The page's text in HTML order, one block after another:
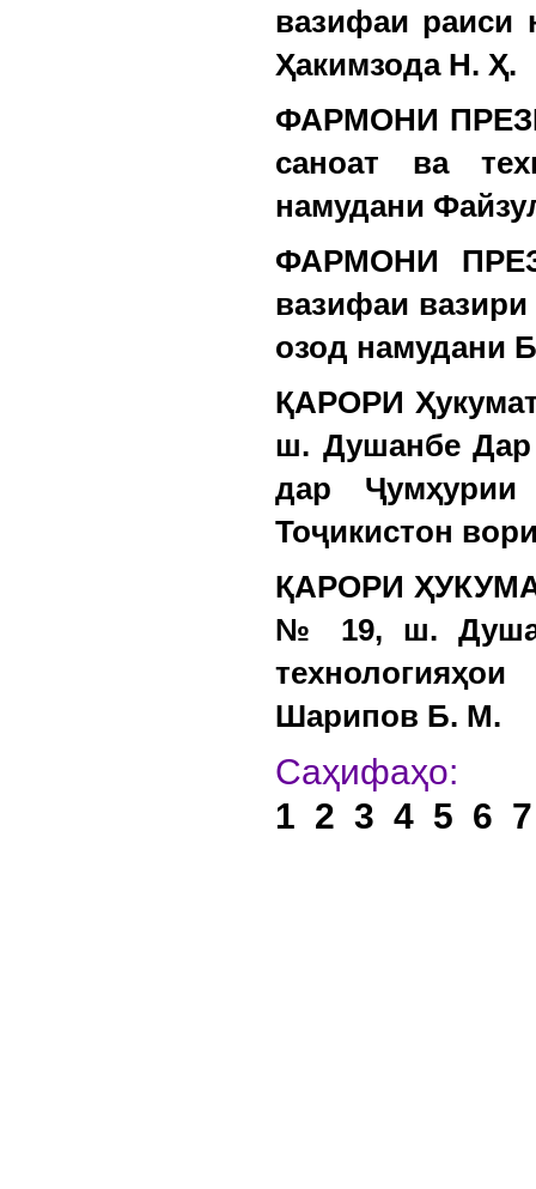
вазифаи раиси
Ҳакимзода Н. Ҳ.
ФАРМОНИ
саноат ва
намудани
ФАРМОНИ
вазифаи вазири
озод намудани
ҚАРОРИ
ш. Душанбе Дар
дар Ҷумҳурии
Тоҷикистон
ҚАРОРИ
№ 19, ш.
Шарипов Б. М.
1 2 3 4 5 6 7